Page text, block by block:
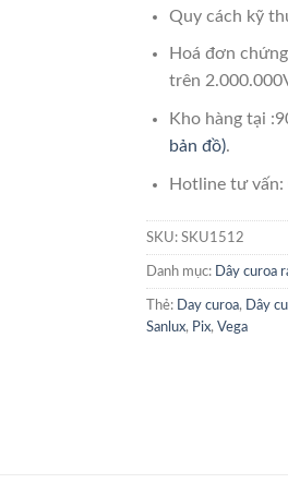
Quy cách kỹ
Hoá đơn
trên
Kho hàng tại
bản đồ).
Hotline tư vấn:
SKU: SKU1512
Danh mục: Dây curoa
Thẻ: Day curoa, Dây
Sanlux, Pix, Vega